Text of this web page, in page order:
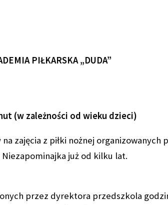
PIŁKARSKA „DUDA”
(w zależności od wieku dzieci)
zajęcia z piłki nożnej organizowanych
już od kilku lat.
przez dyrektora przedszkola